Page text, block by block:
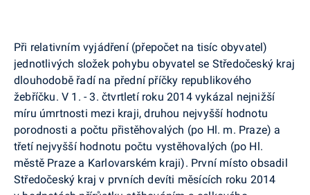
Při relativním vyjádření (přepočet na tisíc obyvatel)
jednotlivých složek pohybu obyvatel se Středočeský kraj
dlouhodobě řadí na přední příčky republikového
žebříčku. V 1. - 3. čtvrtletí roku 2014 vykázal nejnižší
míru úmrtnosti mezi kraji, druhou nejvyšší hodnotu
porodnosti a počtu přistěhovalých (po Hl. m. Praze) a
třetí nejvyšší hodnotu počtu vystěhovalých (po Hl.
městě Praze a Karlovarském kraji). První místo obsadil
Středočeský kraj v prvních devíti měsících roku 2014